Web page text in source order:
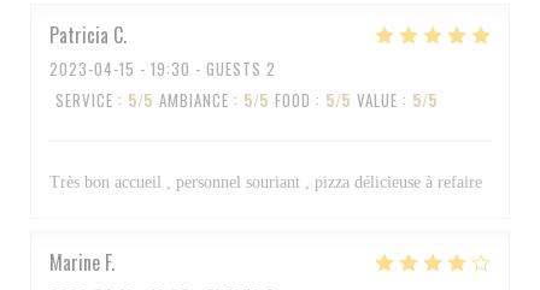
Patricia C
2023-04-15 - 19:30 - GUESTS 2
SERVICE : 5/5 AMBIANCE : 5/5 FOOD : 5/5 VALUE : 5/5
Très bon accueil , personnel souriant , pizza délicieuse à refaire
Marine F